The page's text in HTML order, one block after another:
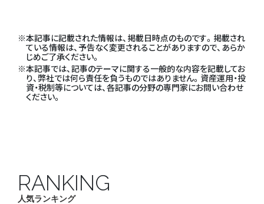
本記事に記載された情報は、掲載日時点のものです。掲載され
ている情報は、予告なく変更されることがありますので、あらか
じめご了承ください。
本記事では、記事のテーマに関する一般的な内容を記載してお
り、弊社では何ら責任を負うものではありません。資産運用・投
資・税制等については、各記事の分野の専門家にお問い合わせ
ください。
人気ランキング
RANKING